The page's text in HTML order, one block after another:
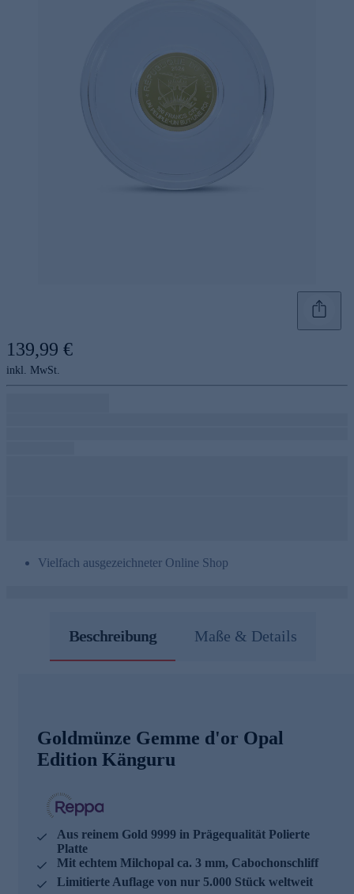
139,99 €
inkl. MwSt.
Vielfach ausgezeichneter Online Shop
Beschreibung Maße & Details
Goldmünze Gemme d'or Opal
Edition Känguru
Aus reinem Gold 9999 in Prägequalität Polierte
Platte
Mit echtem Milchopal ca. 3 mm, Cabochonschliff
Limitierte Auflage von nur 5.000 Stück weltweit